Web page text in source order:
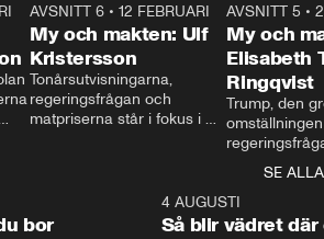
27:30
AVSNITT 6 •12 FEBRUARI
My och makten: Ulf
Kristersson
Tonårsutvisningarna,
regeringsfrågan och
matpriserna står i fokus i
Rohwedder ställer
AVSNITT 5 •
My och
Elisabeth
Ringqvist
Trump, den
centrum i
avsnittet av
Makten”. Se
Aftonbladets
SE ALLA
bor
4 AUGUSTI
Så blir vädret där